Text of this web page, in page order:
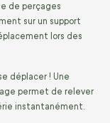
de perçages
sur un support
lors des
déplacer ! Une
permet de relever
instantanément.